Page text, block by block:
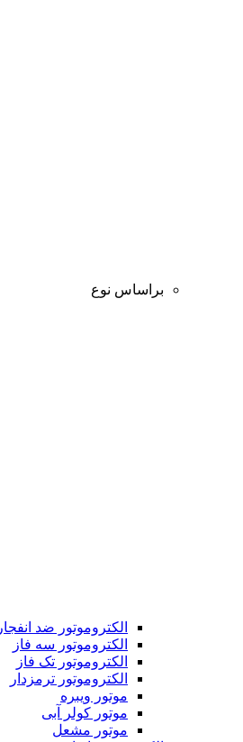
براساس نوع
الکتروموتور ضد انفجار
الکتروموتور سه فاز
الکتروموتور تک فاز
الکتروموتور ترمزدار
موتور ویبره
موتور کولر آبی
موتور مشعل